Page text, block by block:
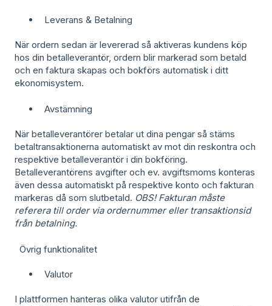
Leverans & Betalning
När ordern sedan är levererad så aktiveras kundens köp
hos din betalleverantör, ordern blir markerad som betald
och en faktura skapas och bokförs automatisk i ditt
ekonomisystem.
Avstämning
När betalleverantörer betalar ut dina pengar så stäms
betaltransaktionerna automatiskt av mot din reskontra och
respektive betalleverantör i din bokföring.
Betalleverantörens avgifter och ev. avgiftsmoms konteras
även dessa automatiskt på respektive konto och fakturan
markeras då som slutbetald. OBS! Fakturan måste
referera till order via ordernummer eller transaktionsid
från betalning.
Övrig funktionalitet
Valutor
I plattformen hanteras olika valutor utifrån de